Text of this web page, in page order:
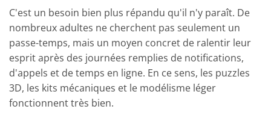
C'est un besoin bien plus répandu qu'il n'y paraît. De
nombreux adultes ne cherchent pas seulement un
passe-temps, mais un moyen concret de ralentir leur
esprit après des journées remplies de notifications,
d'appels et de temps en ligne. En ce sens, les puzzles
3D, les kits mécaniques et le modélisme léger
fonctionnent très bien.